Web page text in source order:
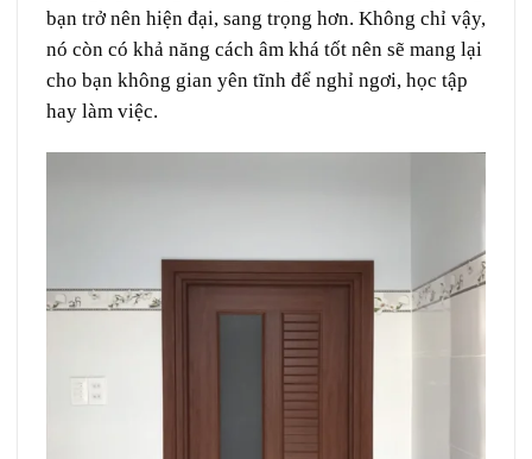
bạn trở nên hiện đại, sang trọng hơn. Không chỉ vậy,
nó còn có khả năng cách âm khá tốt nên sẽ mang lại
cho bạn không gian yên tĩnh để nghỉ ngơi, học tập
hay làm việc.